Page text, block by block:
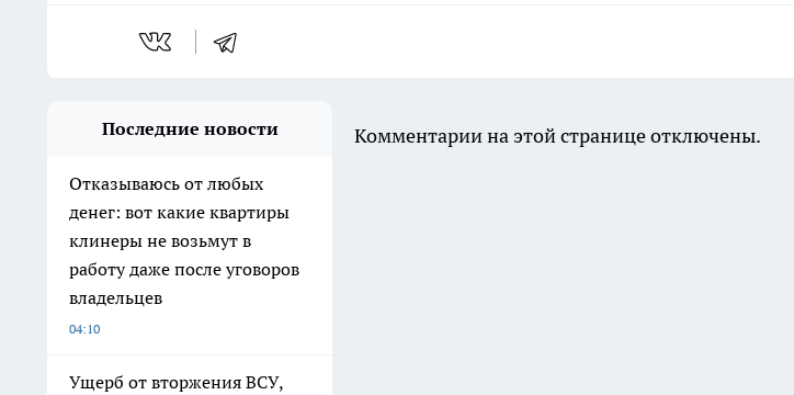
Последние новости
Отказываюсь от любых
денег: вот какие квартиры
клинеры не возьмут в
работу даже после уговоров
владельцев
04:10
Ущерб от вторжения ВСУ,
Комментарии на этой странице отключены.